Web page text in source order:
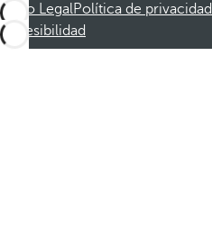
Aviso LegalPolítica de privacidad
Accesibilidad